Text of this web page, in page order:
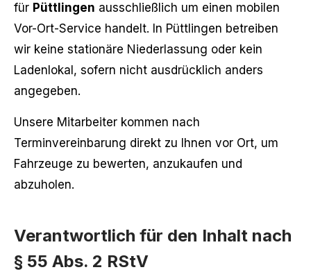
für Püttlingen ausschließlich um einen mobilen
Vor-Ort-Service handelt. In Püttlingen betreiben
wir keine stationäre Niederlassung oder kein
Ladenlokal, sofern nicht ausdrücklich anders
angegeben.
Unsere Mitarbeiter kommen nach
Terminvereinbarung direkt zu Ihnen vor Ort, um
Fahrzeuge zu bewerten, anzukaufen und
abzuholen.
Verantwortlich für den Inhalt nach
§ 55 Abs. 2 RStV